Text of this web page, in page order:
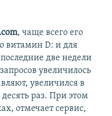
, чаще всего его
витамин D: и для
две недели
увеличилось
увеличился в
раз. При этом
отмечает сервис,